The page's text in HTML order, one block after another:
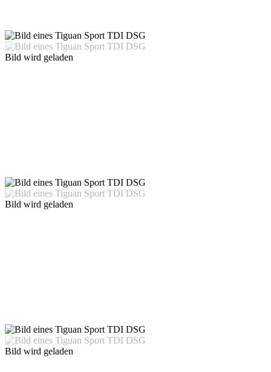
Bild wird geladen
Bild wird geladen
Bild wird geladen